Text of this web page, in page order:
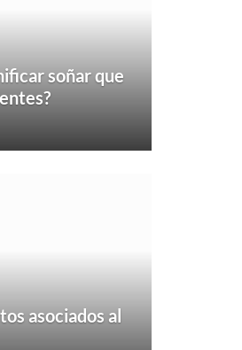
soñar que
asociados al